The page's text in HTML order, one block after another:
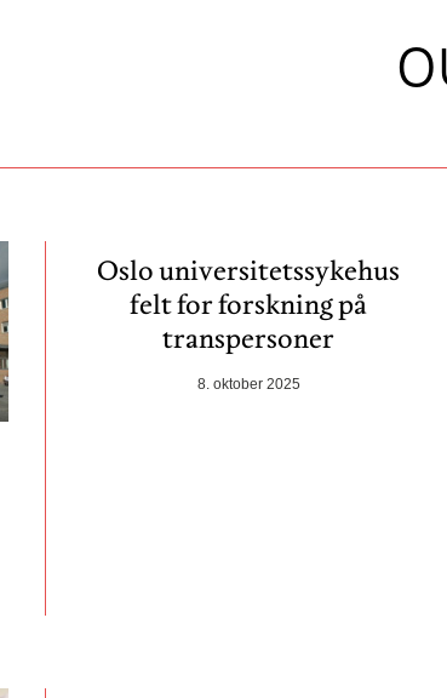
Oslo universitets­sykehus
felt for forskning på
transpersoner
8. oktober 2025